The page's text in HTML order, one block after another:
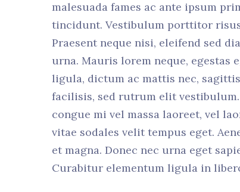
malesuada fames ac ante ipsum
tincidunt. Vestibulum porttitor
Praesent neque nisi, eleifend sed
urna. Mauris lorem neque,
ligula, dictum ac mattis nec,
facilisis, sed rutrum elit
congue mi vel massa laoreet, vel
vitae sodales velit tempus eget.
et magna. Donec nec urna eget
Curabitur elementum ligula in